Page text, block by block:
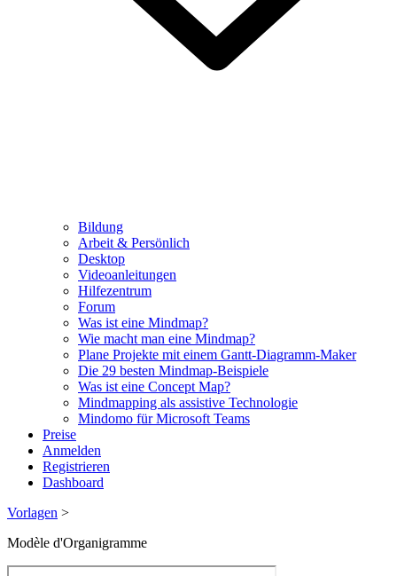
Bildung
Arbeit & Persönlich
Desktop
Videoanleitungen
Hilfezentrum
Forum
Was ist eine Mindmap?
Wie macht man eine Mindmap?
Plane Projekte mit einem Gantt-Diagramm-Maker
Die 29 besten Mindmap-Beispiele
Was ist eine Concept Map?
Mindmapping als assistive Technologie
Mindomo für Microsoft Teams
Preise
Anmelden
Registrieren
Dashboard
Vorlagen >
Modèle d'Organigramme